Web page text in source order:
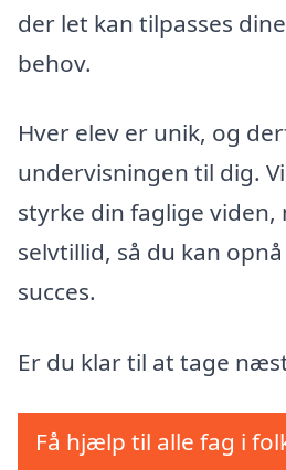
der let kan tilpasses
behov.
Hver elev er unik, og
undervisningen til dig.
styrke din faglige
selvtillid, så du kan
succes.
Er du klar til at tage
Få hjælp til alle fag i